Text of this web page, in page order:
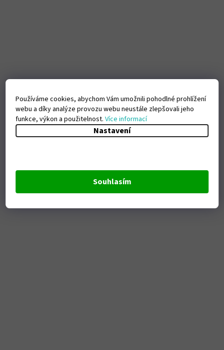
Používáme cookies, abychom Vám umožnili pohodlné prohlížení
webu a díky analýze provozu webu neustále zlepšovali jeho
funkce, výkon a použitelnost.Více informací
Nastavení
Souhlasím